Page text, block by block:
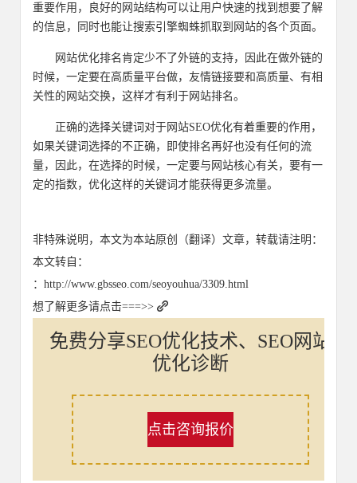
重要作用，良好的网站结构可以让用户快速的找到想要了解
的信息，同时也能让搜索引擎蜘蛛抓取到网站的各个页面。
网站优化排名肯定少不了外链的支持，因此在做外链的
时候，一定要在高质量平台做，友情链接要和高质量、有相
关性的网站交换，这样才有利于网站排名。
正确的选择关键词对于网站SEO优化有着重要的作用，
如果关键词选择的不正确，即使排名再好也没有任何的流
量，因此，在选择的时候，一定要与网站核心有关，要有一
定的指数，优化这样的关键词才能获得更多流量。
非特殊说明，本文为本站原创（翻译）文章，转载请注明：
本文转自：
：http://www.gbsseo.com/seoyouhua/3309.html
想了解更多请点击===>>
免费分享SEO优化技术、SEO网站
优化诊断
点击咨询报价